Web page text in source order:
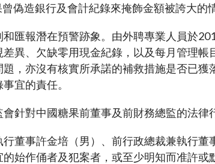
偽造銀行及會計紀錄來掩飾金額被誇大的情
匯報潛在預警跡象。由外聘專業人員於
異、欠缺零用現金紀錄，以及每月管理帳
，亦沒有核實所承諾的補救措施是否已
宜的責任。
針對中國糖果前董事及前財務總監的法律
董事許金培（男）、前行政總裁兼執行
始作俑者及犯案者，或至少明知而准許或